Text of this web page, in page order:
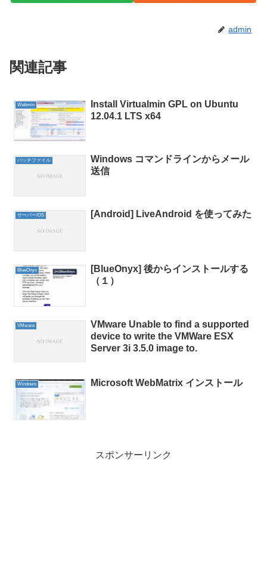
admin
関連記事
Webmin
Install Virtualmin GPL on Ubuntu
12.04.1 LTS x64
バッチファイル
Windows コマンドラインからメール
送信
サーバー/OS [Android] LiveAndroid を使ってみた
BlueOnyx
[BlueOnyx] 後からインストールする
（１）
VMware
VMware Unable to find a supported
device to write the VMWare ESX
Server 3i 3.5.0 image to.
Windows Microsoft WebMatrix インストール
スポンサーリンク